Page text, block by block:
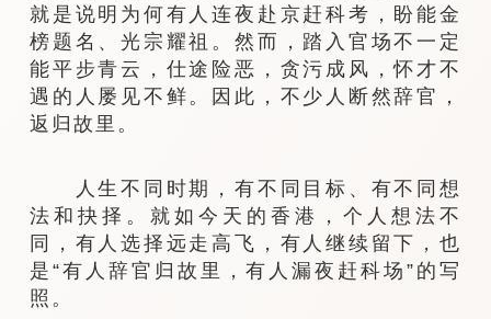
就是说明为何有人连夜赴京赶科考，盼能金
榜题名、光宗耀祖。然而，踏入官场不一定
能平步青云，仕途险恶，贪污成风，怀才不
遇的人屡见不鲜。因此，不少人断然辞官，
返归故里。
人生不同时期，有不同目标、有不同想
法和抉择。就如今天的香港，个人想法不
同，有人选择远走高飞，有人继续留下，也
是“有人辞官归故里，有人漏夜赶科场”的写
照。